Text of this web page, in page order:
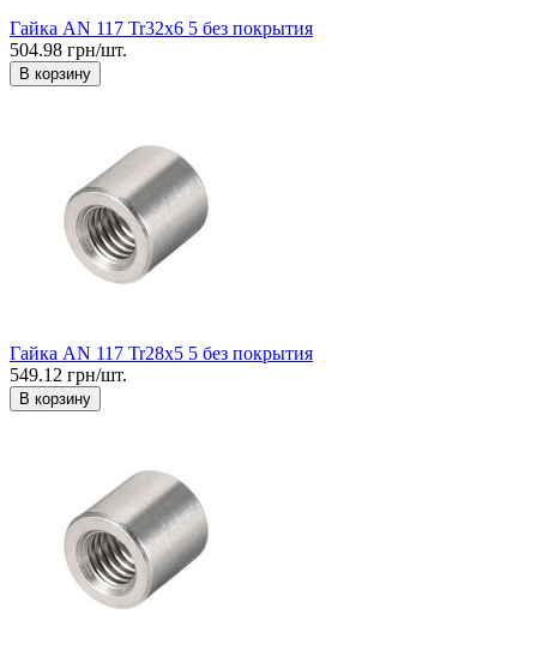
Гайка AN 117 Tr32x6 5 без покрытия
504.98 грн/шт.
В корзину
Гайка AN 117 Tr28x5 5 без покрытия
549.12 грн/шт.
В корзину